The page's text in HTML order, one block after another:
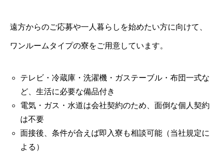
遠方からのご応募や一人暮らしを始めたい方に向けて、
ワンルームタイプの寮をご用意しています。
テレビ・冷蔵庫・洗濯機・ガステーブル・布団一式な
ど、生活に必要な備品付き
電気・ガス・水道は会社契約のため、面倒な個人契約
は不要
面接後、条件が合えば即入寮も相談可能（当社規定に
よる）